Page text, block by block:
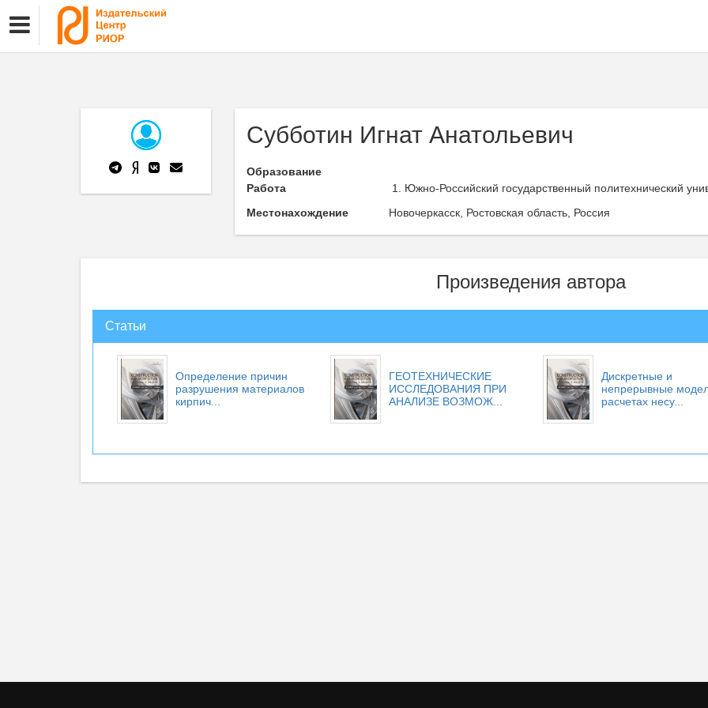
Субботин Игнат Анатольевич
Образование
Работа
Южно-Российский государственный политехнический
Местонахождение
Новочеркасск, Ростовская область, Россия
Произведения автора
Статьи
Определение причин
разрушения материалов
кирпич...
ГЕОТЕХНИЧЕСКИЕ
ИССЛЕДОВАНИЯ ПРИ
АНАЛИЗЕ ВОЗМОЖ...
Дискретные и
непрерывные
расчетах несу...